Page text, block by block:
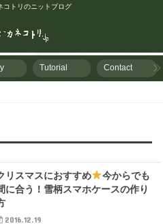
コトリのニットブログ
Tutorial Contact
リスマスにおすすめ
今からでも
に合う！雪柄スマホケースの作り
2016.12.19